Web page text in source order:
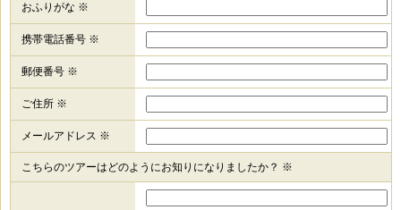
おふりがな ※
携帯電話番号 ※
郵便番号 ※
ご住所 ※
メールアドレス ※
こちらのツアーはどのようにお知りになりましたか？ ※